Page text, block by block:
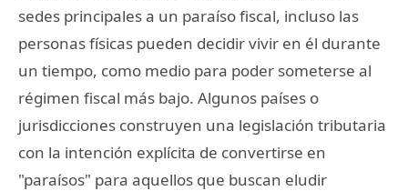
sedes principales a un paraíso fiscal, incluso las
personas físicas pueden decidir vivir en él durante
un tiempo, como medio para poder someterse al
régimen fiscal más bajo. Algunos países o
jurisdicciones construyen una legislación tributaria
con la intención explícita de convertirse en
"paraísos" para aquellos que buscan eludir